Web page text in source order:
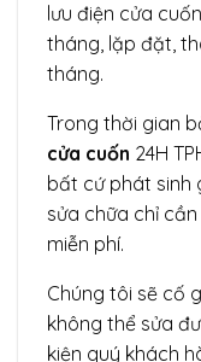
lưu điện cửa
tháng, lặp đặt,
tháng.
Trong thời gian
cửa cuốn 24H
bất cứ phát sinh
sửa chữa chỉ
miễn phí.
Chúng tôi sẽ cố
không thể sửa
kiện quý khách